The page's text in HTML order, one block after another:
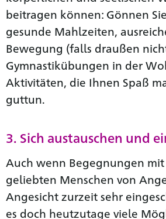
beitragen können: Gönnen
gesunde Mahlzeiten,
Bewegung (falls draußen
Gymnastikübungen in der
Aktivitäten, die Ihnen Spaß
guttun.
3. Sich austauschen und
Auch wenn Begegnungen
geliebten Menschen von
Angesicht zurzeit sehr
es doch heutzutage viele